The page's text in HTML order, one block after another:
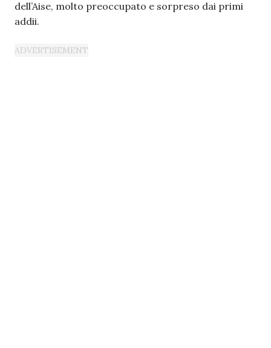
dell’Aise, molto preoccupato e sorpreso dai primi
addii.